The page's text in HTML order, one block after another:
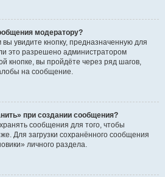
модератору?
увидите кнопку, предназначенную для
это разрешено администратором
кнопке, вы пройдёте через ряд шагов,
на сообщение.
при создании сообщения?
сообщения для того, чтобы
Для загрузки сохранённого сообщения
личного раздела.